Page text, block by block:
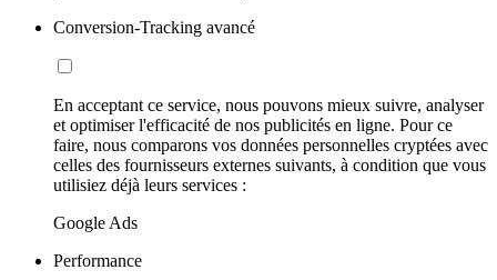
Conversion-Tracking avancé
En acceptant ce service, nous pouvons mieux suivre, analyser
et optimiser l'efficacité de nos publicités en ligne. Pour ce
faire, nous comparons vos données personnelles cryptées avec
celles des fournisseurs externes suivants, à condition que vous
utilisiez déjà leurs services :
Google Ads
Performance